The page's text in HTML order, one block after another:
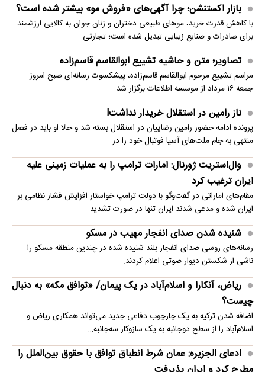
بازار اکستنشن؛ چرا آگهی‌های «فروش مو» بیشتر شده است؟
با کاهش قدرت خرید، موهای طبیعی دختران و زنان جوان به کالایی ارزشمند
برای صادرات و صنایع زیبایی تبدیل شده است؛ تجارتی…
تصاویر؛ متن و حاشیه تشییع ابوالقاسم قاسم‌زاده
مراسم تشییع مرحوم ابوالقاسم قاسم‌زاده، پیشکسوت رسانه‌ای صبح امروز
جمعه ۱۶ مرداد از موسسه اطلاعات برگزار شد.
ناز رامین در استقلال خریدار نداشت!
پرونده ادامه حضور رامین رضاییان در استقلال بسته شد و حالا او باید در فصل
منتهی به جام ملت‌های آسیا فوتبال خود را در…
وال‌استریت ژورنال: امارات ترامپ را به عملیات زمینی علیه
ایران ترغیب کرد
مقام‌های اماراتی در گفت‌وگو با دولت ترامپ خواستار افزایش فشار نظامی بر
ایران شده و مدعی شدند ایران تنها در صورت تشدید…
شنیده شدن صدای انفجار مهیب در مسکو
رسانه‌های روسی صدای انفجار بلند شنیده شده در چندین منطقه مسکو را
ناشی از شکستن دیوار صوتی اعلام کردند.
ریاض، آنکارا و اسلام‌آباد در یک پیمان/ «توافق مکه» به دنبال
چیست؟
اضافه شدن ترکیه به یک چارچوب دفاعی جدید می‌تواند همکاری ریاض و
اسلام‌آباد را از سطح دوجانبه به یک سازوکار سه‌جانبه…
ادعای الجزیره: عمان شرط انطباق توافق با حقوق بین‌الملل را